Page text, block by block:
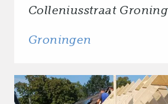
Colleniusstraat
Groningen